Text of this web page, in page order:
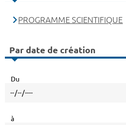
PROGRAMME SCIENTIFIQUE
Par date de création
Du
à